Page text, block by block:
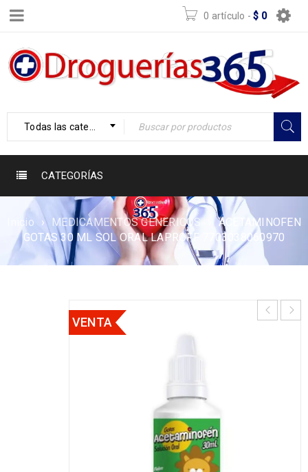
0 artículo - $ 0
Todas las categorías
CATEGORÍAS
Inicio › MEDICAMENTOS GENERICOS
ACETAMINOFEN
GOTAS 30 ML SOL ORAL LAPROFF 7703038060970
VENTA